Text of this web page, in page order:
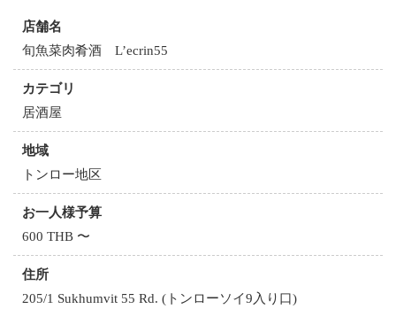
店舗名
旬魚菜肉肴酒 L’ecrin55
カテゴリ
居酒屋
地域
トンロー地区
お一人様予算
600 THB 〜
住所
205/1 Sukhumvit 55 Rd. (トンローソイ9入り口)